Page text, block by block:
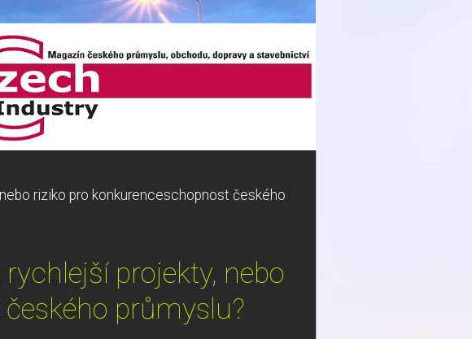
riziko pro konkurenceschopnost českého
projekty, nebo
průmyslu?